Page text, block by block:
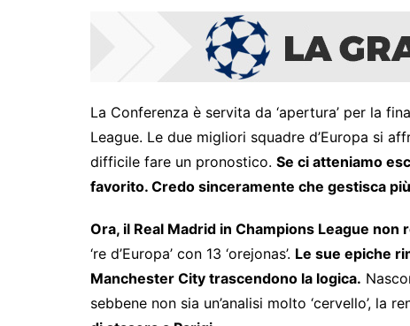
La Conferenza è servita da ‘apertura’ per la
League. Le due migliori squadre d’Europa si
difficile fare un pronostico. Se ci atteniamo
favorito. Credo sinceramente che gestisca
Ora, il Real Madrid in Champions League non
‘re d’Europa’ con 13 ‘orejonas’. Le sue epiche
Manchester City trascendono la logica.
sebbene non sia un’analisi molto ‘cervello’, la